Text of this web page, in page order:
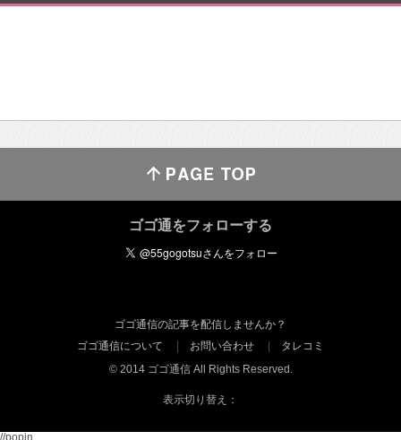
ゴゴ通をフォローする
ゴゴ通信の記事を配信しませんか？
ゴゴ通信について
お問い合わせ
タレコミ
© 2014 ゴゴ通信 All Rights Reserved.
表示切り替え：